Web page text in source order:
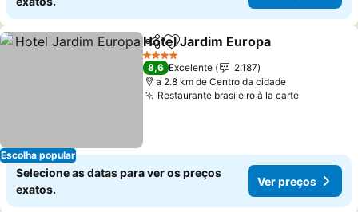
Escolha popular
PartilharAdicionar aos favoritos
Hotel Jardim Europa
4 Estrelas
8,6 Excelente
2.187
a 2.8 km de Centro da cidade
Restaurante brasileiro à la carte
Selecione as datas para ver os preços
exatos.
Ver preços